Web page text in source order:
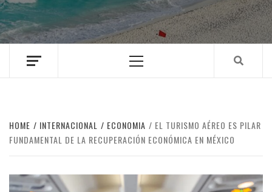
Menu
HOME INTERNACIONAL ECONOMIA
EL TURISMO AÉREO ES PILAR
FUNDAMENTAL DE LA RECUPERACIÓN ECONÓMICA EN MÉXICO